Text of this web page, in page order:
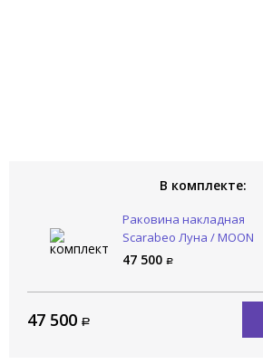
В комплекте:
Раковина накладная
Scarabeo Луна / MOON
5504/49
47 500
47 500